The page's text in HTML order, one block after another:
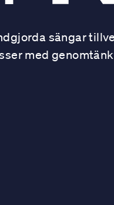
sängar
med